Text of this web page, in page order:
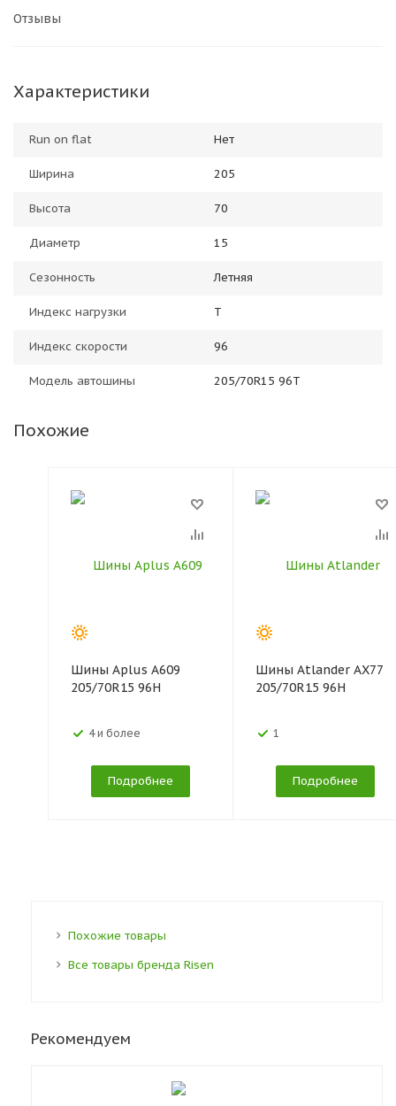
Отзывы
Характеристики
Run on flat Нет
Ширина 205
Высота 70
Диаметр 15
Сезонность Летняя
Индекс нагрузки T
Индекс скорости 96
Модель автошины 205/70R15 96T
Похожие
Шины Aplus A609
205/70R15 96H
4 и более
Подробнее
Шины Atlander AX77
205/70R15 96H
1
Подробнее
Похожие товары
Все товары бренда Risen
Рекомендуем